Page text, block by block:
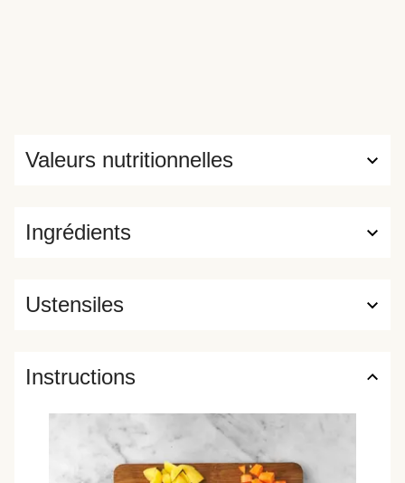
Ingrédients
Valeurs nutritionnelles
Ustensiles
Instructions